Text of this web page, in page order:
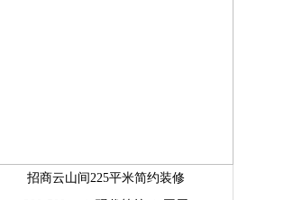
招商云山间225平米简约装修